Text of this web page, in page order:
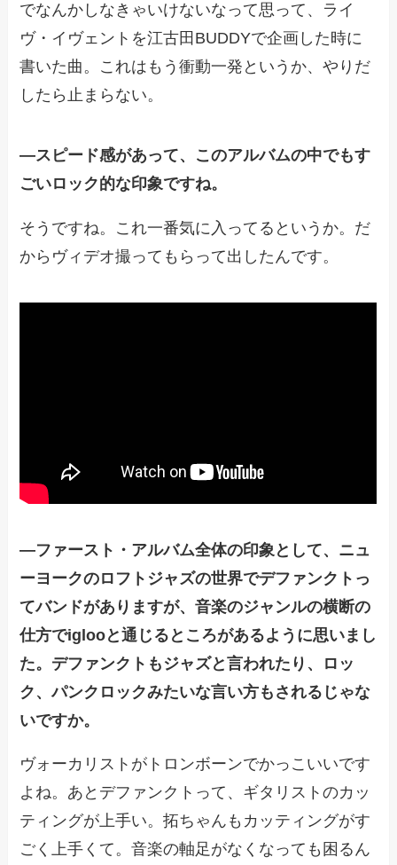
でなんかしなきゃいけないなって思って、ライ
ヴ・イヴェントを江古田BUDDYで企画した時に
書いた曲。これはもう衝動一発というか、やりだ
したら止まらない。
―スピード感があって、このアルバムの中でもす
ごいロック的な印象ですね。
そうですね。これ一番気に入ってるというか。だ
からヴィデオ撮ってもらって出したんです。
―ファースト・アルバム全体の印象として、ニュ
ーヨークのロフトジャズの世界でデファンクトっ
てバンドがありますが、音楽のジャンルの横断の
仕方でiglooと通じるところがあるように思いまし
た。デファンクトもジャズと言われたり、ロッ
ク、パンクロックみたいな言い方もされるじゃな
いですか。
ヴォーカリストがトロンボーンでかっこいいです
よね。あとデファンクトって、ギタリストのカッ
ティングが上手い。拓ちゃんもカッティングがす
ごく上手くて。音楽の軸足がなくなっても困るん